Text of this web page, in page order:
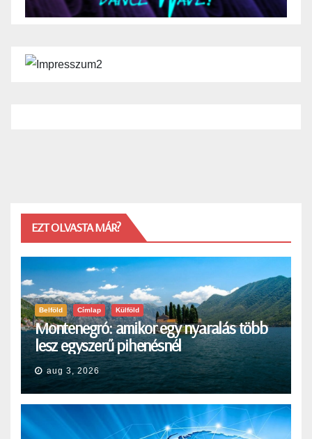
EZT OLVASTA MÁR?
Belföld Címlap Külföld
Montenegró: amikor egy nyaralás több
lesz egyszerű pihenésnél
aug 3, 2026